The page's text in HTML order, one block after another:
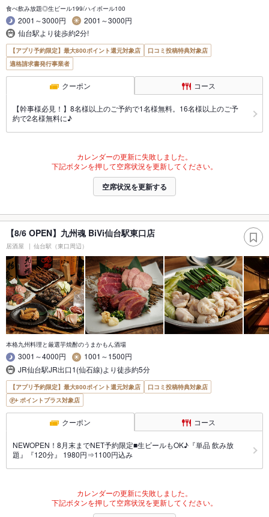
食べ飲み放題◎生ビール199/ハイボール100
2001～3000円
2001～3000円
仙台駅より徒歩約2分!
【アプリ予約限定】最大800ポイント還元対象店
口コミ投稿特典対象店
適格請求書発行事業者
クーポン コース
【幹事様必見！】8名様以上のご予約で1名様無料。16名様以上のご予
約で2名様無料に♪
カレンダーの更新に失敗しました。
下記ボタンを押して空席状況を更新してください。
空席状況を更新する
【8/6 OPEN】九州魂 BiVi仙台駅東口店
居酒屋 仙台駅（東口周辺）
本格九州料理と厳選芋焼酎のうまかもん酒場
3001～4000円
1001～1500円
JR仙台駅JR出口1(仙石線)より徒歩約5分
【アプリ予約限定】最大800ポイント還元対象店
口コミ投稿特典対象店
ポイントプラス対象店
クーポン コース
NEWOPEN！8月末までNET予約限定■生ビールもOK♪『単品 飲み放
題』『120分』 1980円⇒1100円込み
カレンダーの更新に失敗しました。
下記ボタンを押して空席状況を更新してください。